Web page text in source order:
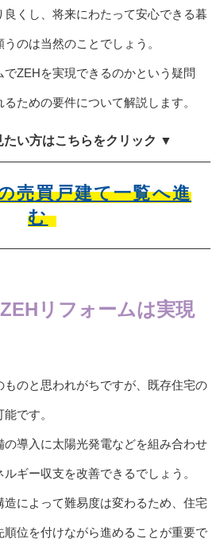
くし、将来にわたって安心できる暮
のは当然のことでしょう。
ZEHを実現できるのかという疑問
ための要件について解説します。
い方はこちらをクリック ▼
売買戸建て一覧へ進
む
リフォームは実現
のと思われがちですが、既存住宅の
です。
の導入に太陽光発電などを組み合わせ
ギー収支を改善できるでしょう。
造によって難易度は変わるため、住宅
位を付けながら進めることが重要で